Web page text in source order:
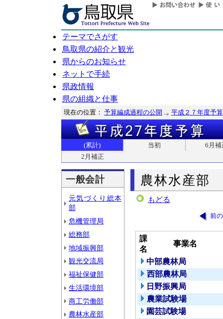
テーマでさがす
鳥取県の紹介と観光
県からのお知らせ
ネットで手続
県政情報
県の組織と仕事
現在の位置： 予算編成過程の公開 平成２７年度予算
(累計) 当初
6月補
2月補正
一般会計
元気づくり総本
部
危機管理局
総務部
地域振興部
観光交流局
福祉保健部
生活環境部
商工労働部
農林水産部
農林水産部
もどる
前
課
名
事業名
中部農林局
西部農林局
日野振興局
農業試験場
園芸試験場